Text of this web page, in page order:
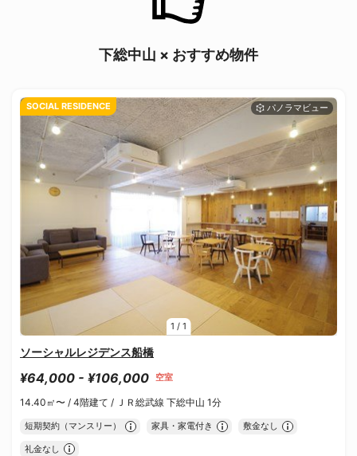
下総中山 × おすすめ物件
1 / 1
SOCIAL RESIDENCE
ソーシャルレジデンス船橋
¥64,000 - ¥106,000 空室
14.40㎡〜 / 4階建て / ＪＲ総武線 下総中山 1分
短期契約（マンスリー） 家具・家電付き 敷金なし
礼金なし